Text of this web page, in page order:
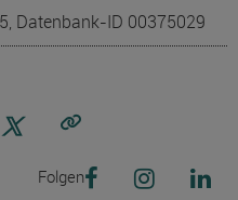
Datenbank-ID 00375029
Folgen